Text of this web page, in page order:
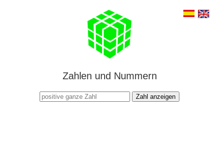
Zahlen und Nummern
Zahl anzeigen